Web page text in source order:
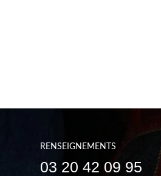
RENSEIGNEMENTS
03 20 42 09 95